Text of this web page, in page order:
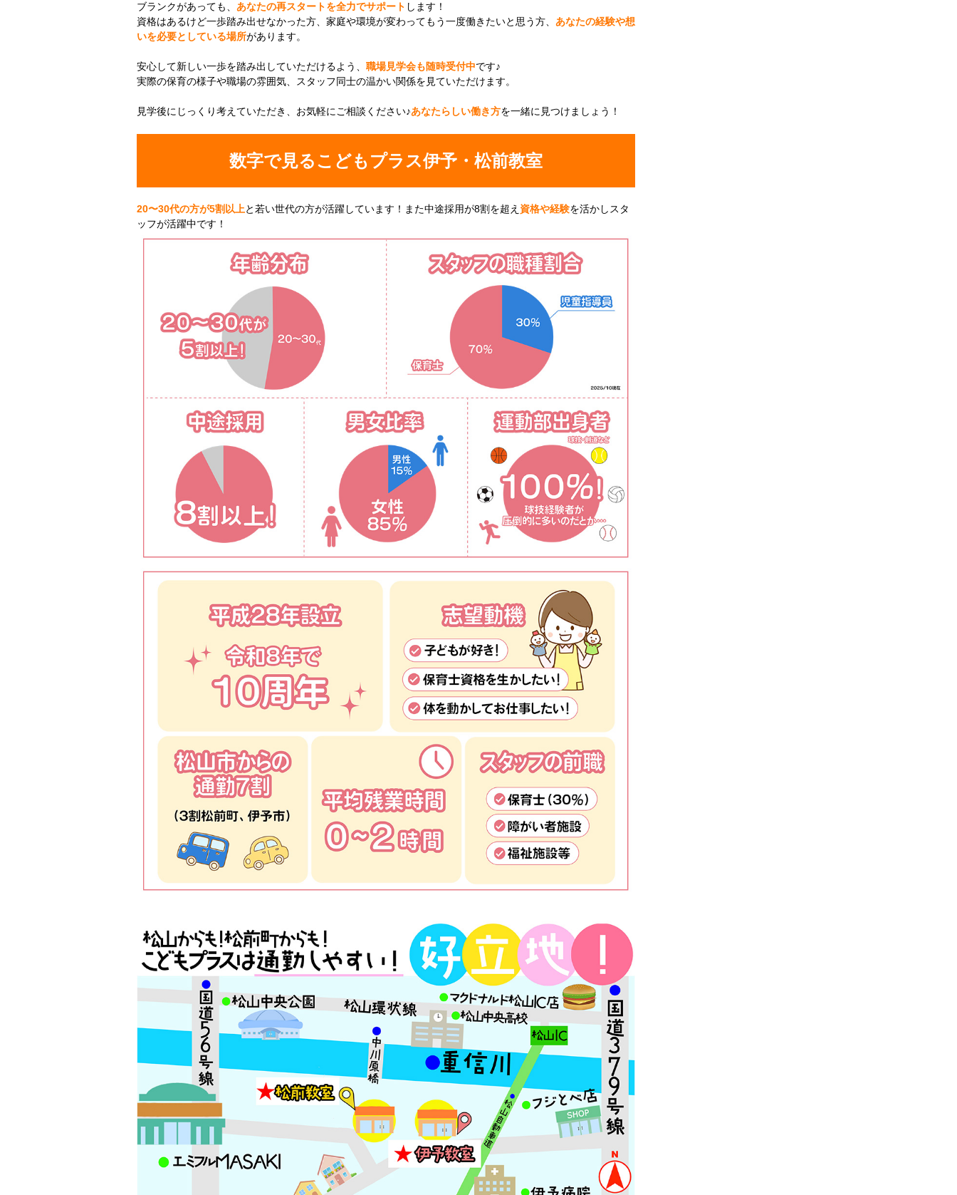
ブランクがあっても、 あなたの再スタートを全力でサポート します！
資格はあるけど一歩踏み出せなかった方、家庭や環境が変わってもう一度働きたいと思う方、 あなたの経験や想
いを必要としている場所があります。
安心して新しい一歩を踏み出していただけるよう、 職場見学会も随時受付中です♪
実際の保育の様子や職場の雰囲気、スタッフ同士の温かい関係を見ていただけます。
見学後にじっくり考えていただき、お気軽にご相談ください♪あなたらしい働き方を一緒に見つけましょう！
数字で見るこどもプラス伊予・松前教室
20〜30代の方が5割以上と若い世代の方が活躍しています！また中途採用が8割を超え 資格や経験を活かしスタ
ッフが活躍中です！